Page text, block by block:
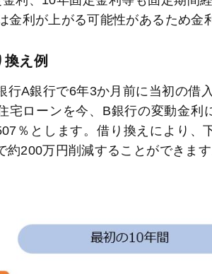
金利が上がる可能性があるため金
え例
行A銀行で6年3か月前に当初の借
宅ローンを今、B銀行の変動金
％とします。借り換えにより
約200万円削減することができます